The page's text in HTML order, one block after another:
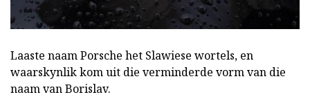
Laaste naam Porsche het Slawiese wortels, en
waarskynlik kom uit die verminderde vorm van die
naam van Borislav.